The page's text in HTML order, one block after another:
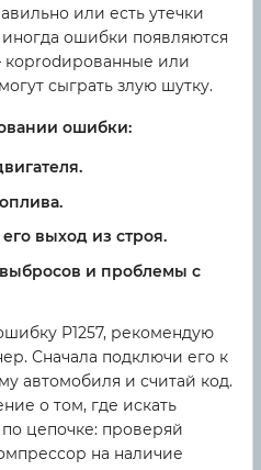
или есть утечки
ошибки появляются
корrodированные или
сыграть злую шутку.
ошибки:
выход из строя.
и проблемы с
P1257, рекомендую
Сначала подключи его к
автомобиля и считай код.
о том, где искать
цепочке: проверяй
на наличие